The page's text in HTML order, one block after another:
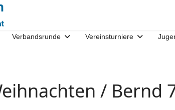
Verbandsrunde Vereinsturniere
/ Bernd